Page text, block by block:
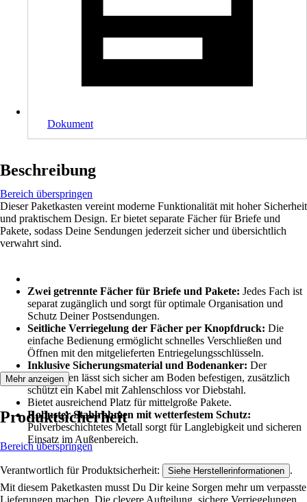
Dokument
Beschreibung
Bereich überspringen
Dieser Paketkasten vereint moderne Funktionalität mit hoher Sicherheit
und praktischem Design. Er bietet separate Fächer für Briefe und
Pakete, sodass Deine Sendungen jederzeit sicher und übersichtlich
verwahrt sind.
Zwei getrennte Fächer für Briefe und Pakete: Jedes Fach ist
separat zugänglich und sorgt für optimale Organisation und
Schutz Deiner Postsendungen.
Seitliche Verriegelung der Fächer per Knopfdruck: Die
einfache Bedienung ermöglicht schnelles Verschließen und
Öffnen mit den mitgelieferten Entriegelungsschlüsseln.
Inklusive Sicherungsmaterial und Bodenanker: Der
Paketkasten lässt sich sicher am Boden befestigen, zusätzlich
schützt ein Kabel mit Zahlenschloss vor Diebstahl.
Bietet ausreichend Platz für mittelgroße Pakete.
Robuster Stahlrahmen mit wetterfestem Schutz:
Pulverbeschichtetes Metall sorgt für Langlebigkeit und sicheren
Einsatz im Außenbereich.
Mit diesem Paketkasten musst Du Dir keine Sorgen mehr um verpasste
Lieferungen machen. Die clevere Aufteilung, sichere Verriegelungen
Mehr anzeigen
Produktsicherheit
Bereich überspringen
Verantwortlich für Produktsicherheit: Siehe Herstellerinformationen .